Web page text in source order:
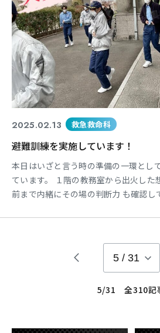
2025.02.13 救急救命科
避難訓練を実施しています！
本日はいざと言う時の準備の一環とし
ています。 １階の教務室から出火した
前まで内緒にその場の判断力 も確認し
5 / 31
5/31 全310記